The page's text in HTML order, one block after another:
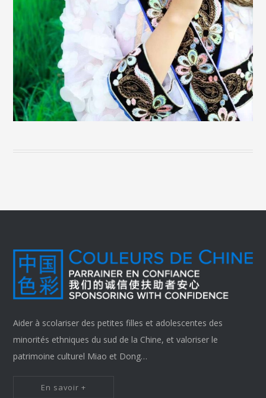
Aider à scolariser des petites filles et adolescentes des
minorités ethniques du sud de la Chine, et valoriser le
patrimoine culturel Miao et Dong…
En savoir +